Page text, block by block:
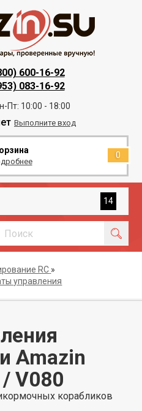
600-16-92
083-16-92
Пт: 10:00 - 18:00
Выполните вход
0
14
RC »
управления
Amazin
V080
корабликов